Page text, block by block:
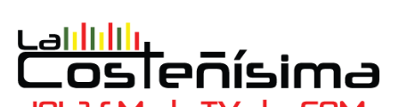
contenido